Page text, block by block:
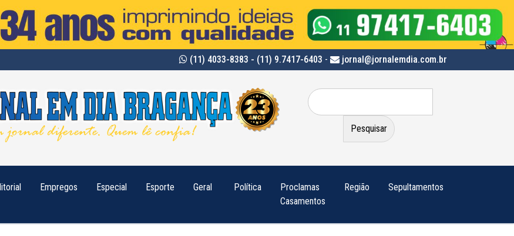
(11) 4033-8383 - (11) 9.7417-6403 - jornal@jornalemdia.com.br
Pesquisar
por:
Empregos Especial Esporte Geral Política
Proclamas
Casamentos
Região Sepultamentos